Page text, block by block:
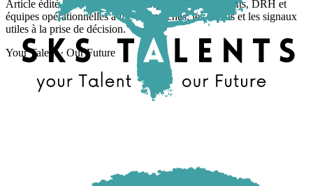
Article édité par SKS TALENTS pour aider dirigeants, DRH et
équipes opérationnelles à lire les marchés, les talents et les signaux
utiles à la prise de décision.
Your Talent · Our Future